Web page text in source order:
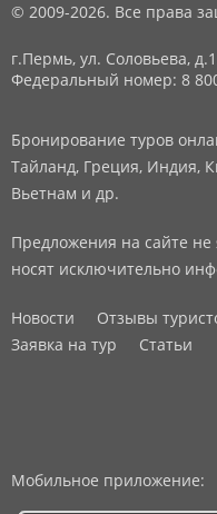
© 2009-2026. Все права
г.Пермь, ул. Соловьева,
Федеральный номер: 8
Бронирование туров
Тайланд, Греция, Индия,
Вьетнам и др.
Предложения на сайте
носят исключительно
Новости Отзывы
Заявка на тур
Статьи
Мобильное приложение: